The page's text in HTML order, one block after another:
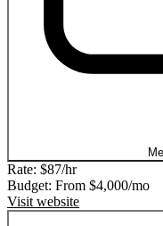
Rate: $87/hr
Budget: From $4,000/mo
Visit website